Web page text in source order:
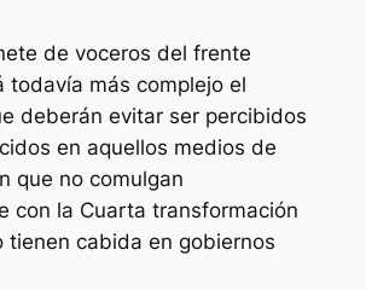
de voceros del frente
todavía más complejo el
deberán evitar ser percibidos
en aquellos medios de
que no comulgan
con la Cuarta transformación
tienen cabida en gobiernos